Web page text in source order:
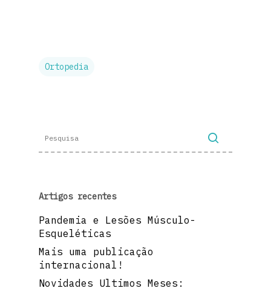
Ortopedia
Artigos recentes
Pandemia e Lesões Músculo-
Esqueléticas
Mais uma publicação
internacional!
Novidades Ultimos Meses: